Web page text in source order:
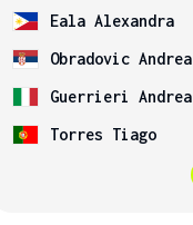
Eala Alexandra
Obradovic Andrea
Guerrieri Andrea
Torres Tiago